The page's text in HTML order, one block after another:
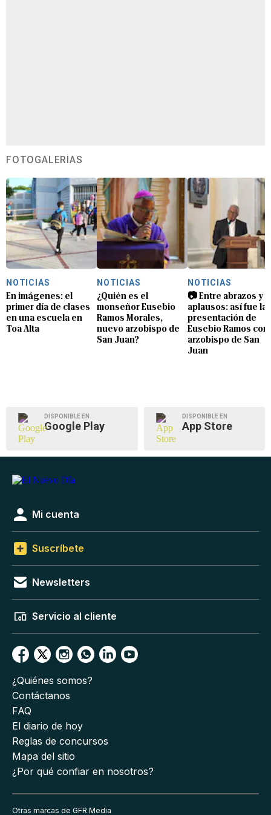
FOTOGALERÍAS
NOTICIAS
En imágenes: el
primer día de clases
en una escuela en
Toa Alta
NOTICIAS
¿Quién es el
monseñor Eusebio
Ramos Morales,
nuevo arzobispo de
San Juan?
NOTICIAS
📷 Entre abrazos y
aplausos: así fue la
presentación de
Eusebio Ramos
arzobispo de San
Juan
DISPONIBLE EN
Google Play
DISPONIBLE EN
App Store
Mi cuenta
Suscríbete
Newsletters
Servicio al cliente
¿Quiénes somos?
Contáctanos
FAQ
El diario de hoy
Reglas de concursos
Mapa del sitio
¿Por qué confiar en nosotros?
Otras marcas de GFR Media